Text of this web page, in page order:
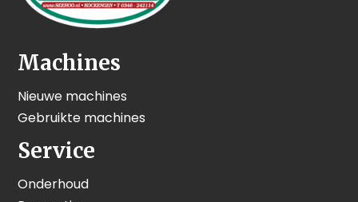
Machines
Nieuwe machines
Gebruikte machines
Service
Onderhoud